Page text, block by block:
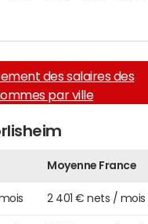
des salaires des
par ville
Moyenne France
2 401 € nets / mois